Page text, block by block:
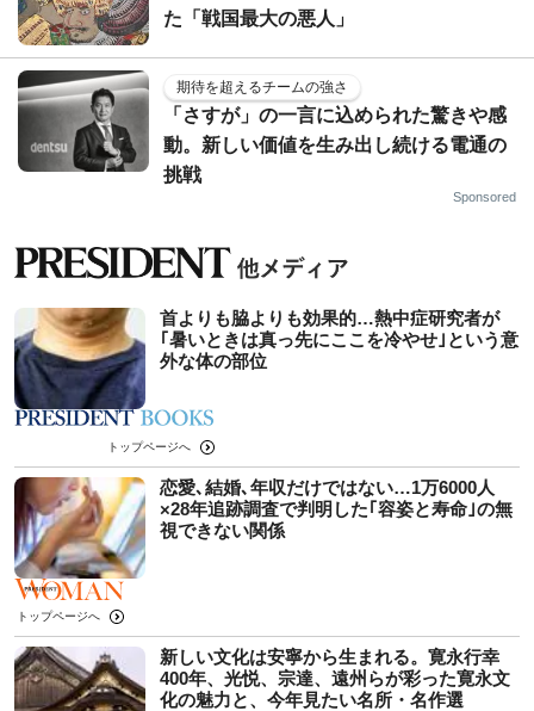
た「戦国最大の悪人」
期待を超えるチームの強さ
「さすが」の一言に込められた驚きや感
動。新しい価値を生み出し続ける電通の
挑戦
Sponsored
首よりも脇よりも効果的…熱中症研究者が
｢暑いときは真っ先にここを冷やせ｣という意
外な体の部位
トップページへ
恋愛､結婚､年収だけではない…1万6000人
×28年追跡調査で判明した｢容姿と寿命｣の無
視できない関係
トップページへ
新しい文化は安寧から生まれる。寛永行幸
400年、光悦、宗達、遠州らが彩った寛永文
化の魅力と、今年見たい名所・名作選